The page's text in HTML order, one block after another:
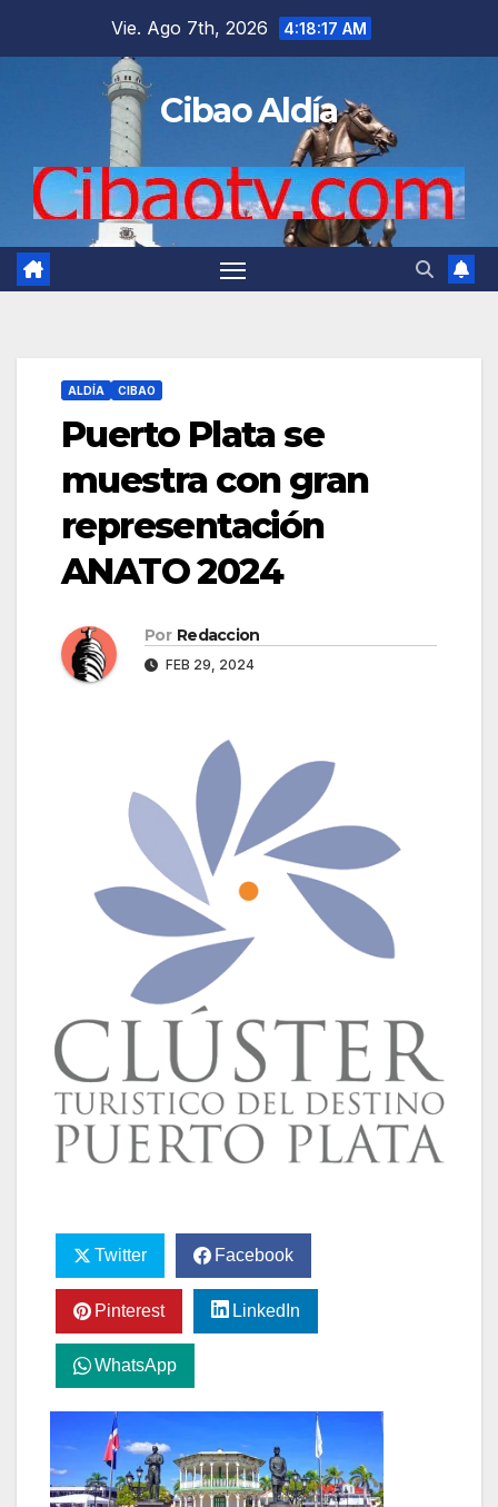
Vie. Ago 7th, 2026 4:18:18 AM
Cibao Aldía
ALDÍA CIBAO
Puerto Plata se
muestra con gran
representación
ANATO 2024
Por Redaccion
FEB 29, 2024
Twitter Facebook
Pinterest LinkedIn
WhatsApp